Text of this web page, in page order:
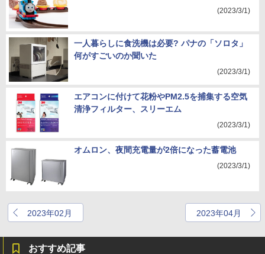
(2023/3/1)
一人暮らしに食洗機は必要? パナの「ソロタ」
何がすごいのか聞いた
(2023/3/1)
エアコンに付けて花粉やPM2.5を捕集する空気
清浄フィルター、スリーエム
(2023/3/1)
オムロン、夜間充電量が2倍になった蓄電池
(2023/3/1)
2023年02月 2023年04月
おすすめ記事